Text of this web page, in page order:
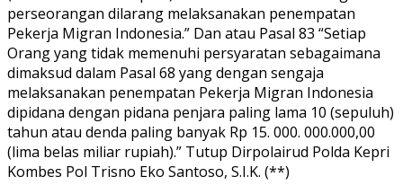
perseorangan dilarang melaksanakan penempatan
Pekerja Migran Indonesia.” Dan atau Pasal 83 “Setiap
Orang yang tidak memenuhi persyaratan sebagaimana
dimaksud dalam Pasal 68 yang dengan sengaja
melaksanakan penempatan Pekerja Migran Indonesia
dipidana dengan pidana penjara paling lama 10 (sepuluh)
tahun atau denda paling banyak Rp 15. 000. 000.000,00
(lima belas miliar rupiah).” Tutup Dirpolairud Polda Kepri
Kombes Pol Trisno Eko Santoso, S.I.K. (**)